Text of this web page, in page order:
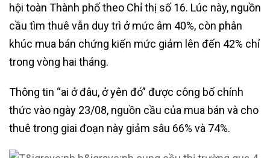
hội toàn Thành phố theo Chỉ thị số 16. Lúc này, nguồn
cầu tìm thuê vẫn duy trì ở mức âm 40%, còn phân
khúc mua bán chứng kiến mức giảm lên đến 42% chỉ
trong vòng hai tháng.
Thông tin “ai ở đâu, ở yên đó” được công bố chính
thức vào ngày 23/08, nguồn cầu của mua bán và cho
thuê trong giai đoạn này giảm sâu 66% và 74%.